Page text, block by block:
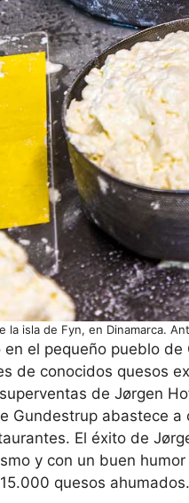
la isla de Fyn, en Dinamarca.
el pequeño pueblo
de conocidos quesos
de Jørgen
Gundestrup abastece
El éxito de
y con un buen
quesos